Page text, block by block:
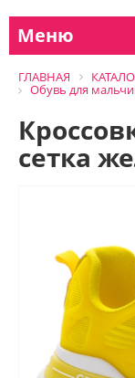
Меню
ГЛАВНАЯ
Обувь для
сетка